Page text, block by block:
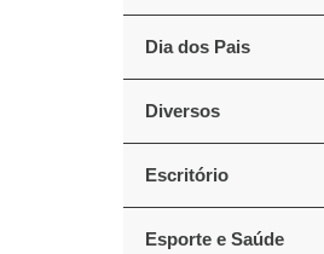
Dia dos Pais
Diversos
Escritório
Esporte e Saúde